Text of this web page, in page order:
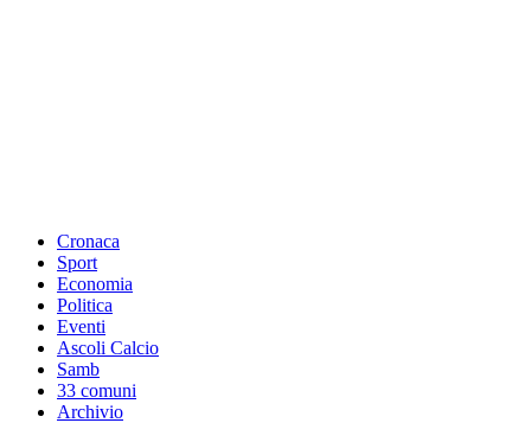
Cronaca
Sport
Economia
Politica
Eventi
Ascoli Calcio
Samb
33 comuni
Archivio